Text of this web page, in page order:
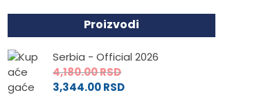
Proizvodi
Serbia - Official 2026
4,180.00RSD
3,344.00RSD